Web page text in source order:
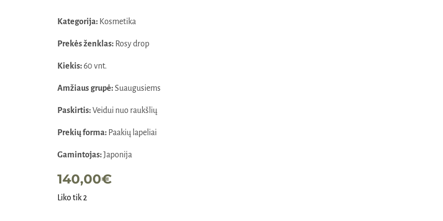
Kategorija: Kosmetika
Prekės ženklas: Rosy drop
Kiekis:60 vnt.
Amžiaus grupė:Suaugusiems
Paskirtis:Veidui nuo raukšlių
Prekių forma: Paakių lapeliai
Gamintojas:Japonija
140,00€
Liko tik 2